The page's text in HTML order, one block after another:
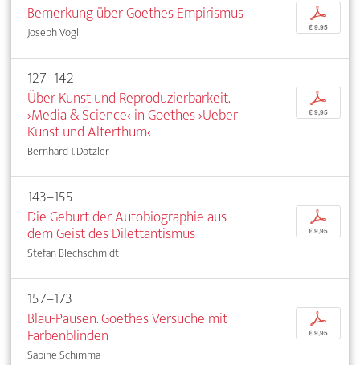
Bemerkung über Goethes Empirismus
Joseph Vogl
p
€ 9,95
127–142
Über Kunst und Reproduzierbarkeit.
›Media & Science‹ in Goethes ›Ueber
Kunst und Alterthum‹
Bernhard J. Dotzler
p
€ 9,95
143–155
Die Geburt der Autobiographie aus
dem Geist des Dilettantismus
Stefan Blechschmidt
p
€ 9,95
157–173
Blau-Pausen. Goethes Versuche mit
Farbenblinden
Sabine Schimma
p
€ 9,95